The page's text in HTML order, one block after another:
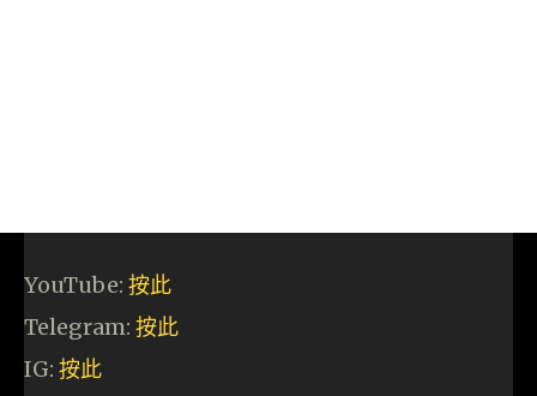
YouTube: 按此
Telegram: 按此
IG: 按此